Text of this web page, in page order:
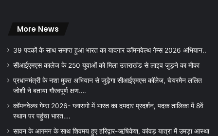
More News
39 पदकों के साथ समाप्त हुआ भारत का यादगार कॉमनवेल्थ गेम्स 2026 अभियान..
सीआईएमएस कालेज के 250 युवाओं को मिला उत्तराखंड से लाइव जुड़ने का मौका
प्रधानमंत्री के नशा मुक्त अभियान से जुड़ेगा सीआईएमएस कॉलेज, चेयरमैन ललित
जोशी ने बताया गौरवपूर्ण क्षण….
कॉमनवेल्थ गेम्स 2026- ग्लासगो में भारत का दमदार प्रदर्शन, पदक तालिका में 8वें
स्थान पर पहुंचा भारत….
सावन के आगमन के साथ शिवमय हुए हरिद्वार-ऋषिकेश, कांवड़ यात्रा में उमड़ा आस्था